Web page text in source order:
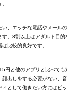
、エッチな電話やメール
。8割以上はアダルト目
比較的良好です。
円と他のアプリと比べて
顔出しをする必要がない、
として働きたい方にはピッ